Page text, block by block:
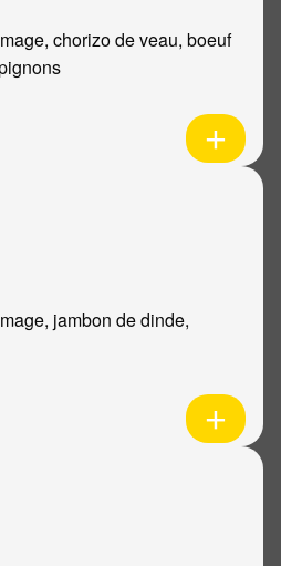
chorizo de veau, boeuf
jambon de dinde,